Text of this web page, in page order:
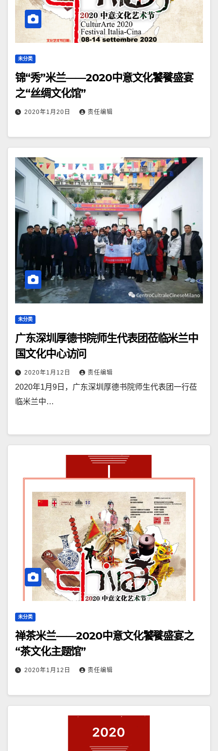
未分类
锦“秀”米兰——2020中意文化饕餮盛宴
之“丝绸文化馆”
2020年1月20日 责任编辑
未分类
广东深圳厚德书院师生代表团莅临米兰中
国文化中心访问
2020年1月12日 责任编辑
2020年1月9日，广东深圳厚德书院师生代表团一行莅
临米兰中…
未分类
禅茶米兰——2020中意文化饕餮盛宴之
“茶文化主题馆”
2020年1月12日 责任编辑